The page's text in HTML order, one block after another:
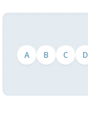
A B C D